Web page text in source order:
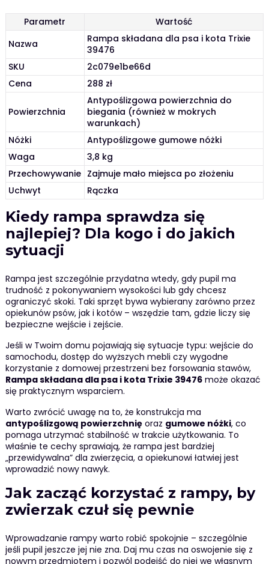
Parametr
Wartość
Nazwa
Rampa składana dla psa i kota Trixie
39476
SKU
2c079e1be66d
Cena
288 zł
Powierzchnia
Antypoślizgowa powierzchnia do
biegania (również w mokrych
warunkach)
Nóżki
Antypoślizgowe gumowe nóżki
Waga
3,8 kg
Przechowywanie Zajmuje mało miejsca po złożeniu
Uchwyt
Rączka
Kiedy rampa sprawdza się
najlepiej? Dla kogo i do jakich
sytuacji
Rampa jest szczególnie przydatna wtedy, gdy pupil ma
trudność z pokonywaniem wysokości lub gdy chcesz
ograniczyć skoki. Taki sprzęt bywa wybierany zarówno przez
opiekunów psów, jak i kotów – wszędzie tam, gdzie liczy się
bezpieczne wejście i zejście.
Jeśli w Twoim domu pojawiają się sytuacje typu: wejście do
samochodu, dostęp do wyższych mebli czy wygodne
korzystanie z domowej przestrzeni bez forsowania stawów,
Rampa składana dla psa i kota Trixie 39476może okazać
się praktycznym wsparciem.
Warto zwrócić uwagę na to, że konstrukcja ma
antypoślizgową powierzchnięoraz gumowe nóżki, co
pomaga utrzymać stabilność w trakcie użytkowania. To
właśnie te cechy sprawiają, że rampa jest bardziej
„przewidywalna” dla zwierzęcia, a opiekunowi łatwiej jest
wprowadzić nowy nawyk.
Jak zacząć korzystać z rampy, by
zwierzak czuł się pewnie
Wprowadzanie rampy warto robić spokojnie – szczególnie
jeśli pupil jeszcze jej nie zna. Daj mu czas na oswojenie się z
nowym przedmiotem i pozwól podejść do niej we własnym